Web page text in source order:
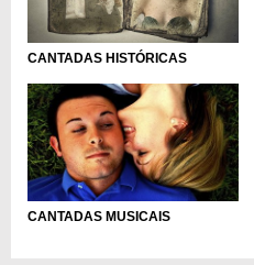
CANTADAS HISTÓRICAS
CANTADAS MUSICAIS